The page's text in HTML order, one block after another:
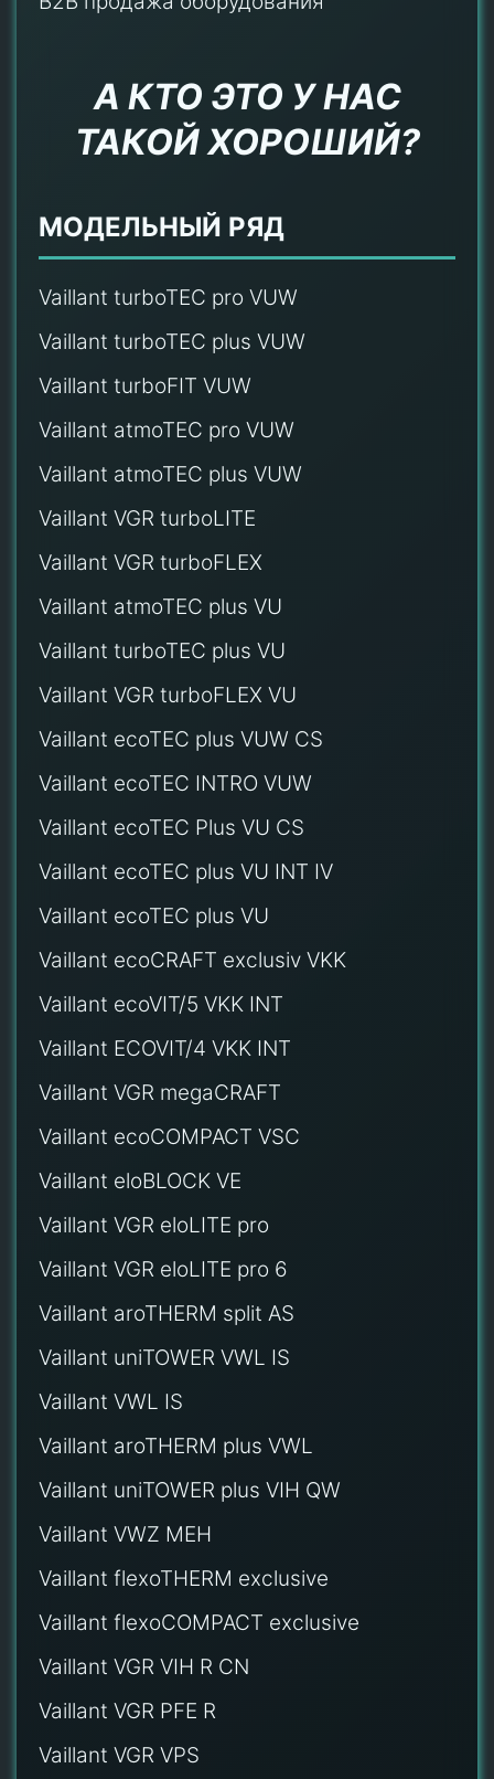
А КТО ЭТО У НАС
ТАКОЙ ХОРОШИЙ?
МОДЕЛЬНЫЙ РЯД
Vaillant turboTEC pro VUW
Vaillant turboTEC plus VUW
Vaillant turboFIT VUW
Vaillant atmoTEC pro VUW
Vaillant atmoTEC plus VUW
Vaillant VGR turboLITE
Vaillant VGR turboFLEX
Vaillant atmoTEC plus VU
Vaillant turboTEC plus VU
Vaillant VGR turboFLEX VU
Vaillant ecoTEC plus VUW CS
Vaillant ecoTEC INTRO VUW
Vaillant ecoTEC Plus VU CS
Vaillant ecoTEC plus VU INT IV
Vaillant ecoTEC plus VU
Vaillant ecoCRAFT exclusiv VKK
Vaillant ecoVIT/5 VKK INT
Vaillant ECOVIT/4 VKK INT
Vaillant VGR megaCRAFT
Vaillant ecoCOMPACT VSC
Vaillant eloBLOCK VE
Vaillant VGR eloLITE pro
Vaillant VGR eloLITE pro 6
Vaillant aroTHERM split AS
Vaillant uniTOWER VWL IS
Vaillant VWL IS
Vaillant aroTHERM plus VWL
Vaillant uniTOWER plus VIH QW
Vaillant VWZ MEH
Vaillant flexoTHERM exclusive
Vaillant flexoCOMPACT exclusive
Vaillant VGR VIH R CN
Vaillant VGR PFE R
Vaillant VGR VPS